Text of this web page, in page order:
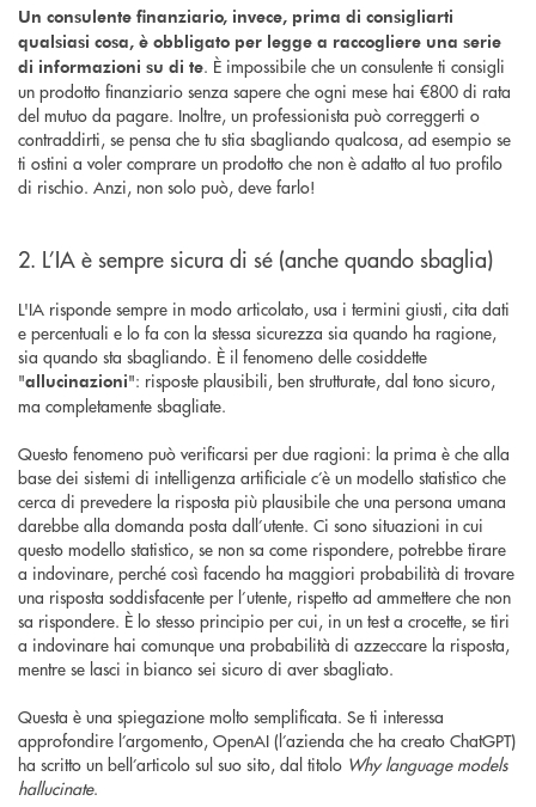
Un consulente finanziario, invece, prima di consigliarti
qualsiasi cosa, è obbligato per legge a raccogliere una serie
di informazioni su di te. È impossibile che un consulente ti consigli
un prodotto finanziario senza sapere che ogni mese hai €800 di rata
del mutuo da pagare. Inoltre, un professionista può correggerti o
contraddirti, se pensa che tu stia sbagliando qualcosa, ad esempio se
ti ostini a voler comprare un prodotto che non è adatto al tuo profilo
di rischio. Anzi, non solo può, deve farlo!
2. L’IA è sempre sicura di sé (anche quando sbaglia)
L'IA risponde sempre in modo articolato, usa i termini giusti, cita dati
e percentuali e lo fa con la stessa sicurezza sia quando ha ragione,
sia quando sta sbagliando. È il fenomeno delle cosiddette
"allucinazioni": risposte plausibili, ben strutturate, dal tono sicuro,
ma completamente sbagliate.
Questo fenomeno può verificarsi per due ragioni: la prima è che alla
base dei sistemi di intelligenza artificiale c’è un modello statistico che
cerca di prevedere la risposta più plausibile che una persona umana
darebbe alla domanda posta dall’utente. Ci sono situazioni in cui
questo modello statistico, se non sa come rispondere, potrebbe tirare
a indovinare, perché così facendo ha maggiori probabilità di trovare
una risposta soddisfacente per l’utente, rispetto ad ammettere che non
sa rispondere. È lo stesso principio per cui, in un test a crocette, se tiri
a indovinare hai comunque una probabilità di azzeccare la risposta,
mentre se lasci in bianco sei sicuro di aver sbagliato.
Questa è una spiegazione molto semplificata. Se ti interessa
approfondire l’argomento, OpenAI (l’azienda che ha creato ChatGPT)
ha scritto un bell’articolo sul suo sito, dal titolo Why language models
hallucinate.